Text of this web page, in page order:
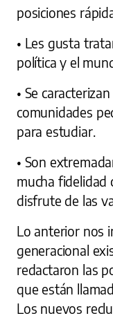
posiciones
• Les gusta
política y el
• Se
comunidades
para estudiar.
• Son
mucha fidelidad
disfrute de las
Lo anterior nos
generacional
redactaron las
que están
Los nuevos